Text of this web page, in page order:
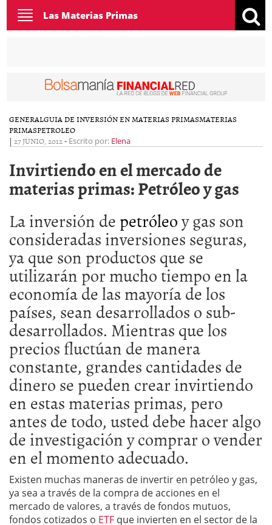
Toggle
navigation
Las Materias Primas
GENERALGUIA DE INVERSIÓN EN MATERIAS PRIMASMATERIAS
PRIMASPETROLEO
| 27 JUNIO, 2012- Escrito por: Elena
Invirtiendo en el mercado de
materias primas: Petróleo y gas
La inversión depetróleoy gas son
consideradas inversiones seguras,
ya que son productos que se
utilizarán por mucho tiempo en la
economía de las mayoría de los
países, sean desarrollados o sub-
desarrollados. Mientras que los
precios fluctúan de manera
constante, grandes cantidades de
dinero se pueden crear invirtiendo
en estas materias primas, pero
antes de todo, usted debe hacer algo
de investigación y comprar o vender
en el momento adecuado.
Existen muchas maneras de invertir en petróleo y gas,
ya sea a través de la compra de acciones en el
mercado de valores, a través de fondos mutuos,
fondos cotizados o ETF que invierten en el sector de la